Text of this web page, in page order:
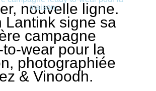
nouvelle ligne.
Lantink signe sa
campagne
to-wear pour la
photographiée
& Vinoodh.